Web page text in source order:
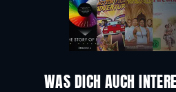
WAS DICH AUCH Serie